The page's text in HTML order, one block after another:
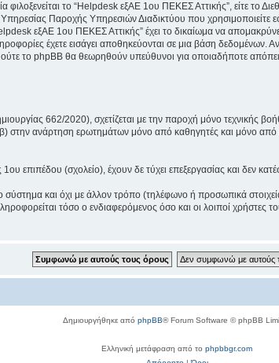
το “Helpdesk εξΑΕ 1ου ΠΕΚΕΣ Αττικής”, είτε το
Παροχής Υπηρεσιών Διαδικτύου που χρησιμοποιείτε
εξΑΕ 1ου ΠΕΚΕΣ Αττικής” έχει το δικαίωμα να
έχετε εισάγει αποθηκεύονται σε μια βάση
το phpBB θα θεωρηθούν υπεύθυνοι για οποιαδήποτε
662/2020), σχετίζεται με την παροχή μόνο τεχνικής
στην ανάρτηση ερωτημάτων μόνο από καθηγητές και μόνο
επιπέδου (σχολείο), έχουν δε τύχει επεξεργασίας και δεν
σύστημα και όχι με άλλον τρόπο (τηλέφωνο ή προσωπικά
τόσο ο ενδιαφερόμενος όσο και οι λοιποί χρήστες
Δημιουργήθηκε από phpBB® Forum Software © phpBB
Ελληνική μετάφραση από το phpbbgr.com